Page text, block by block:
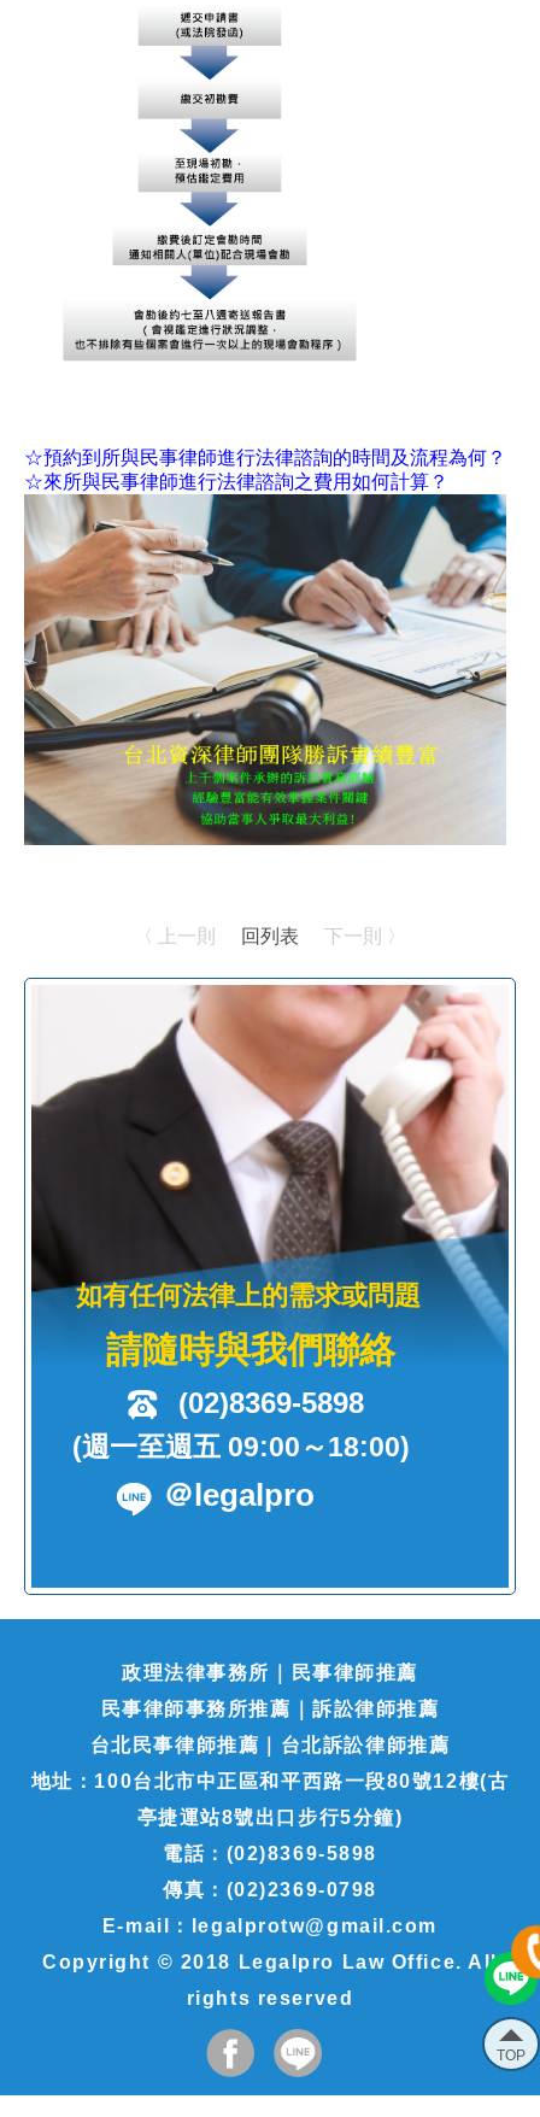
☆預約到所與民事律師進行法律諮詢的時間及流程為何？
☆來所與民事律師進行法律諮詢之費用如何計算？
〈 上一則 回列表 下一則 〉
如有任何法律上的需求或問題
請隨時與我們聯絡
(02)8369-5898
(週一至週五 09:00～18:00)
＠legalpro
TOP
政理法律事務所｜民事律師推薦
民事律師事務所推薦｜訴訟律師推薦
台北民事律師推薦｜台北訴訟律師推薦
地址：100台北市中正區和平西路一段80號12樓(古
亭捷運站8號出口步行5分鐘)
電話：(02)8369-5898
傳真：(02)2369-0798
E-mail：legalprotw@gmail.com
Copyright © 2018 Legalpro Law Office. All
rights reserved